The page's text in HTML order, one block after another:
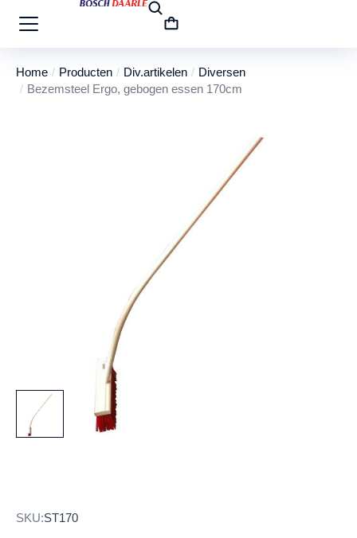
Je bent hier:
Home Producten Div.artikelen
Diversen
Bezemsteel Ergo, gebogen essen 170cm
SKU:ST170